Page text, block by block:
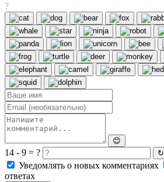
?
😊
14 - 9 = ? ↻
Уведомлять о новых комментариях
ответах